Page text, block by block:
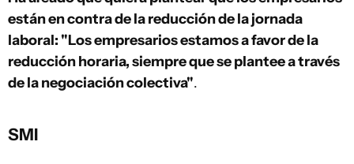
están en contra de la reducción de la jornada
laboral: "Los empresarios estamos a favor de la
reducción horaria, siempre que se plantee a través
de la negociación colectiva".
SMI